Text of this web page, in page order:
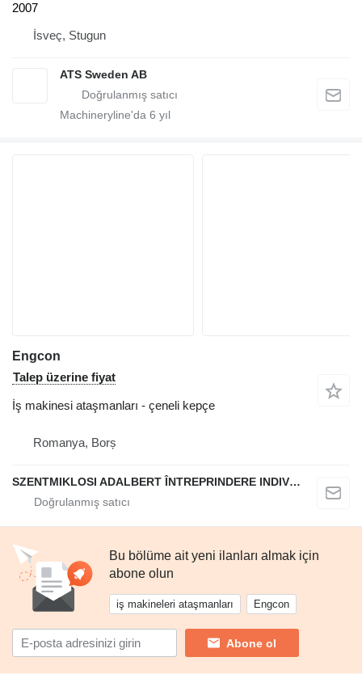
2007
İsveç, Stugun
ATS Sweden AB
Machineryline'da 6 yıl
Engcon
Talep üzerine fiyat
İş makinesi ataşmanları - çeneli kepçe
Romanya, Borș
SZENTMIKLOSI ADALBERT ÎNTREPRINDERE INDIVIDUALĂ
Bu bölüme ait yeni ilanları almak için
abone olun
iş makineleri ataşmanları Engcon
Abone ol